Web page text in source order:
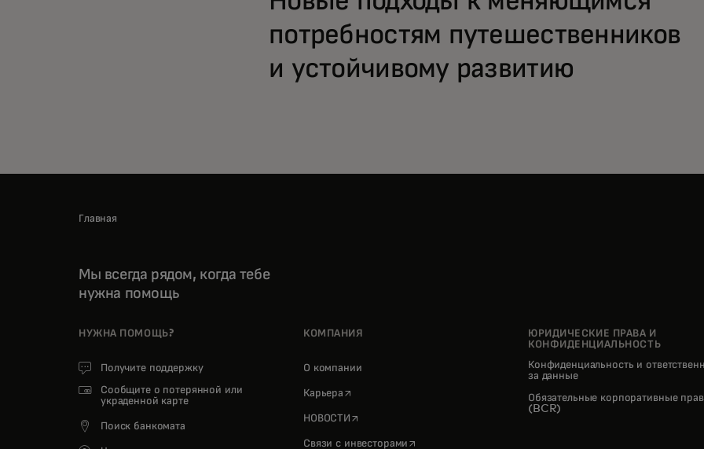
потребностям путешественников
и устойчивому развитию
Главная
Мы всегда рядом, когда тебе
нужна помощь
НУЖНА ПОМОЩЬ?
Получите поддержку
Сообщите о потерянной или
украденной карте
Поиск банкомата
КОМПАНИЯ
О компании
Карьера opens in a new tab
НОВОСТИ opens in a new tab
Связи с инвесторами opens in a new tab
ЮРИДИЧЕСКИЕ ПРАВА И
КОНФИДЕНЦИАЛЬНОСТЬ
Конфиденциальность и
за данные
Обязательные корпоративные
(BCR)